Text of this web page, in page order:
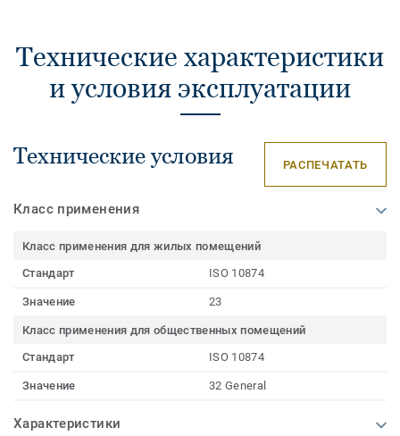
Технические характеристики
и условия эксплуатации
Технические условия РАСПЕЧАТАТЬ
Класс применения
Класс применения для жилых помещений
Стандарт
ISO 10874
Значение 23
Класс применения для общественных помещений
Стандарт
ISO 10874
Значение 32 General
Характеристики